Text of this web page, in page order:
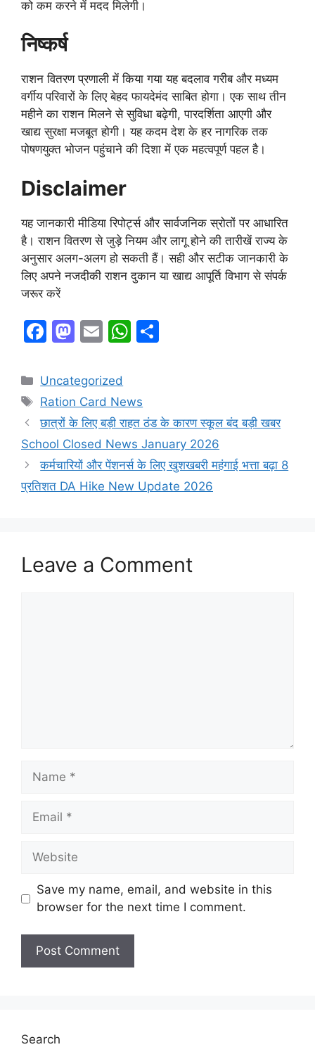
को कम करने में मदद मिलेगी।
निष्कर्ष
राशन वितरण प्रणाली में किया गया यह बदलाव गरीब और मध्यम
वर्गीय परिवारों के लिए बेहद फायदेमंद साबित होगा। एक साथ तीन
महीने का राशन मिलने से सुविधा बढ़ेगी, पारदर्शिता आएगी और
खाद्य सुरक्षा मजबूत होगी। यह कदम देश के हर नागरिक तक
पोषणयुक्त भोजन पहुंचाने की दिशा में एक महत्वपूर्ण पहल है।
Disclaimer
यह जानकारी मीडिया रिपोर्ट्स और सार्वजनिक स्रोतों पर आधारित
है। राशन वितरण से जुड़े नियम और लागू होने की तारीखें राज्य के
अनुसार अलग-अलग हो सकती हैं। सही और सटीक जानकारी के
लिए अपने नजदीकी राशन दुकान या खाद्य आपूर्ति विभाग से संपर्क
जरूर करें
F
c
e
b
o
o
k
M
st
o
d
o
n
E
ai
l
W
s
A
p
p
Categories
Uncategorized
Tags
Ration Card News
छात्रों के लिए बड़ी राहत ठंड के कारण स्कूल बंद बड़ी खबर
School Closed News January 2026
कर्मचारियों और पेंशनर्स के लिए खुशखबरी महंगाई भत्ता बढ़ा 8
प्रतिशत DA Hike New Update 2026
Leave a Comment
Name
Email
Website
Save my name, email, and website in this
browser for the next time I comment.
Search